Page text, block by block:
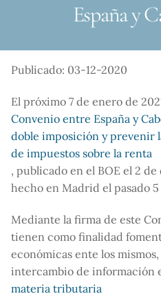
España y
Publicado: 03-12-2020
El próximo 7 de enero de
Convenio entre España y
doble imposición y prevenir
de impuestos sobre la renta
, publicado en el BOE el 2
hecho en Madrid el pasado 5
Mediante la firma de este
tienen como finalidad
económicas ente los
intercambio de información
materia tributaria